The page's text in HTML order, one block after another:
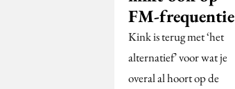
FM-frequentie
Kink is terug met ‘het
alternatief’ voor wat je
overal al hoort op de